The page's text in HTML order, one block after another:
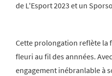
de L'Esport 2023 et un
Cette prolongation reflète la
fleuri au fil des annnées.
engagement inébranlable à